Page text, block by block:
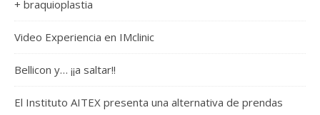
+ braquioplastia
Video Experiencia en IMclinic
Bellicon y… ¡¡a saltar!!
El Instituto AITEX presenta una alternativa de prendas